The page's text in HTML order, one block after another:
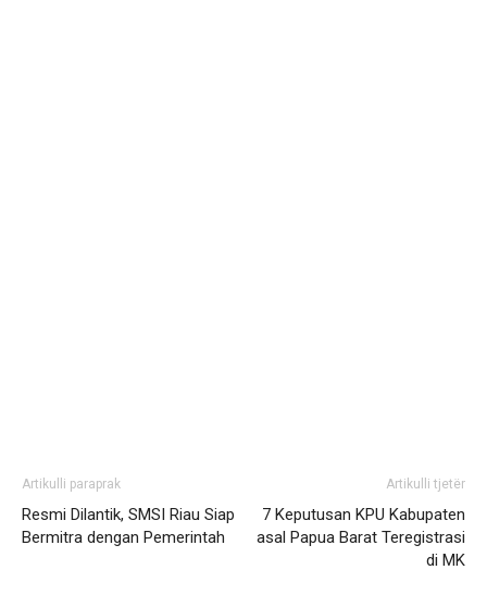
Artikulli paraprak
Resmi Dilantik, SMSI Riau Siap
Bermitra dengan Pemerintah
Artikulli tjetër
7 Keputusan KPU Kabupaten
asal Papua Barat Teregistrasi
di MK